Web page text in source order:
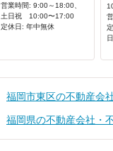
営業時間: 9:00～18:00、
土日祝 10:00〜17:00
定休日: 年中無休
日
福岡市東区の不動産会
福岡県の不動産会社・